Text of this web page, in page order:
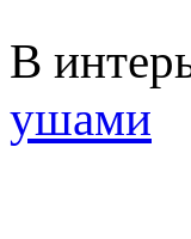
В
ушами